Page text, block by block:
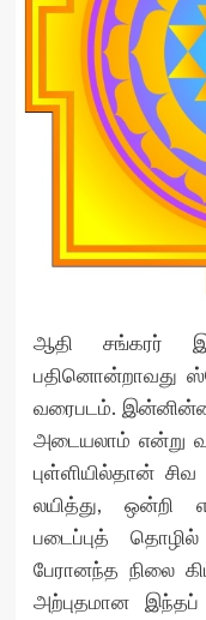
ஆதி சங்கரர்
பதினொன்றாவது
வரைபடம்.
அடையலாம் என்று
புள்ளியில்தான்
லயித்து, ஒன்றி
படைப்புத்
பேரானந்த நிலை
அற்புதமான இந்தப்